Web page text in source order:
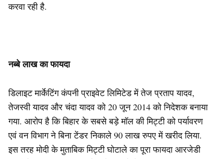
करवा रही है.
नब्बे लाख का फायदा
डिलाइट मार्केटिंग कंपनी प्राइवेट लिमिटेड में तेज प्रताप यादव,
तेजस्वी यादव और चंदा यादव को 20 जून 2014 को निदेशक बनाया
गया. आरोप है कि बिहार के सबसे बड़े मॉल की मिट्टी को पर्यावरण
एवं वन विभाग ने बिना टेंडर निकाले 90 लाख रुपए में खरीद लिया.
इस तरह मोदी के मुताबिक मिट्टी घोटाले का पूरा फायदा आरजेडी